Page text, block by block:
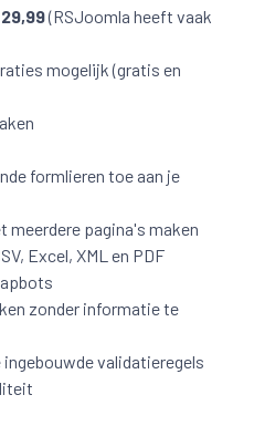
(RSJoomla heeft vaak
mogelijk (gratis en
formlieren toe aan je
meerdere pagina's maken
Excel, XML en PDF
zonder informatie te
validatieregels